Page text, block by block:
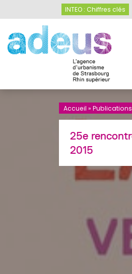
INTEO : Chiffres clés
INTEO : Chiffres
Accueil » Publications
25e
2015
Panneau de gestion des